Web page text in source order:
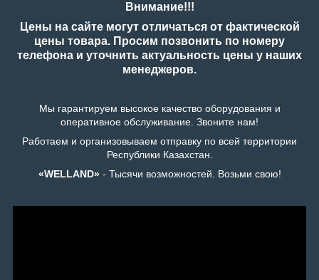
Внимание!!!
Цены на сайте могут отличаться от фактической
цены товара. Просим позвонить по номеру
телефона и уточнить актуальность цены у наших
менеджеров.
Мы гарантируем высокое качество оборудования и
оперативное обслуживание. Звоните нам!
Работаем и организовываем отправку по всей территории
Республики Казахстан.
«WELLAND»- Тысячи возможностей. Возьми свою!